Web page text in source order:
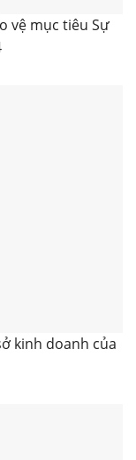
vệ mục tiêu Sự
kinh doanh của